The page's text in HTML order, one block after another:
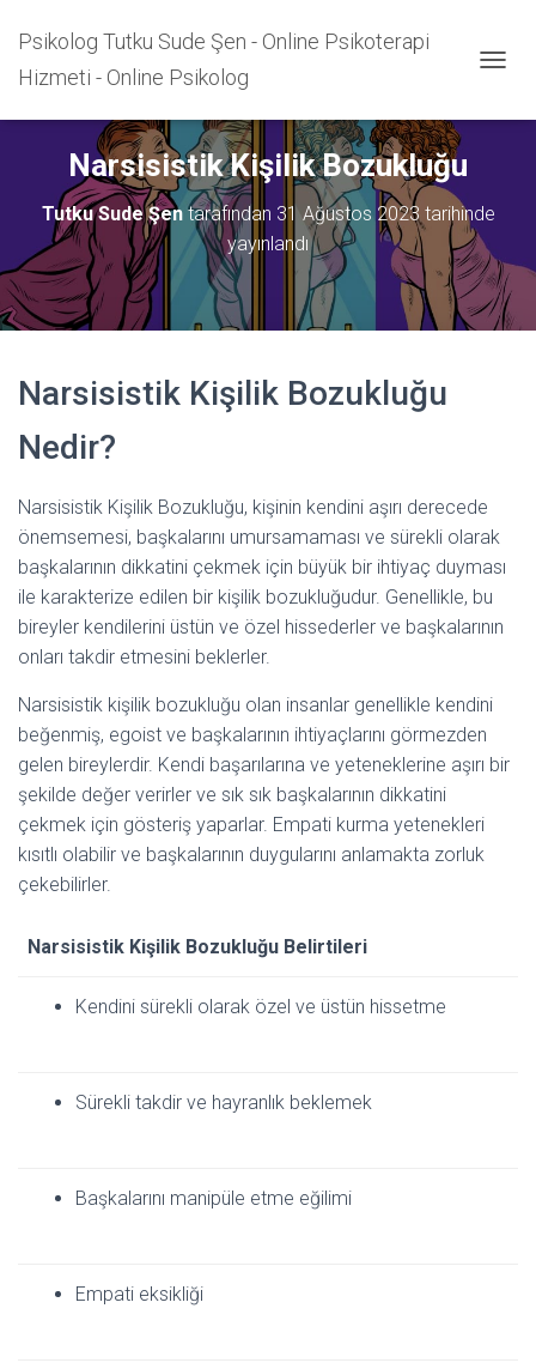
Psikolog Tutku Sude Şen - Online Psikoterapi
Hizmeti - Online Psikolog
N
A
/
K
A
P
Narsisistik Kişilik Bozukluğu
Tutku Sude Şentarafından 31 Ağustos 2023tarihinde
yayınlandı
Narsisistik Kişilik Bozukluğu
Nedir?
Narsisistik Kişilik Bozukluğu, kişinin kendini aşırı derecede
önemsemesi, başkalarını umursamaması ve sürekli olarak
başkalarının dikkatini çekmek için büyük bir ihtiyaç duyması
ile karakterize edilen bir kişilik bozukluğudur. Genellikle, bu
bireyler kendilerini üstün ve özel hissederler ve başkalarının
onları takdir etmesini beklerler.
Narsisistik kişilik bozukluğu olan insanlar genellikle kendini
beğenmiş, egoist ve başkalarının ihtiyaçlarını görmezden
gelen bireylerdir. Kendi başarılarına ve yeteneklerine aşırı bir
şekilde değer verirler ve sık sık başkalarının dikkatini
çekmek için gösteriş yaparlar. Empati kurma yetenekleri
kısıtlı olabilir ve başkalarının duygularını anlamakta zorluk
çekebilirler.
Narsisistik Kişilik Bozukluğu Belirtileri
Kendini sürekli olarak özel ve üstün hissetme
Sürekli takdir ve hayranlık beklemek
Başkalarını manipüle etme eğilimi
Empati eksikliği